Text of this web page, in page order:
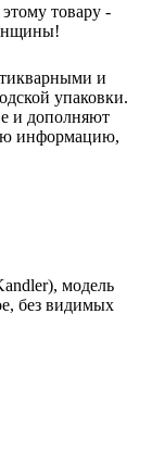
товару -
и
упаковки.
и дополняют
информацию,
модель
без видимых